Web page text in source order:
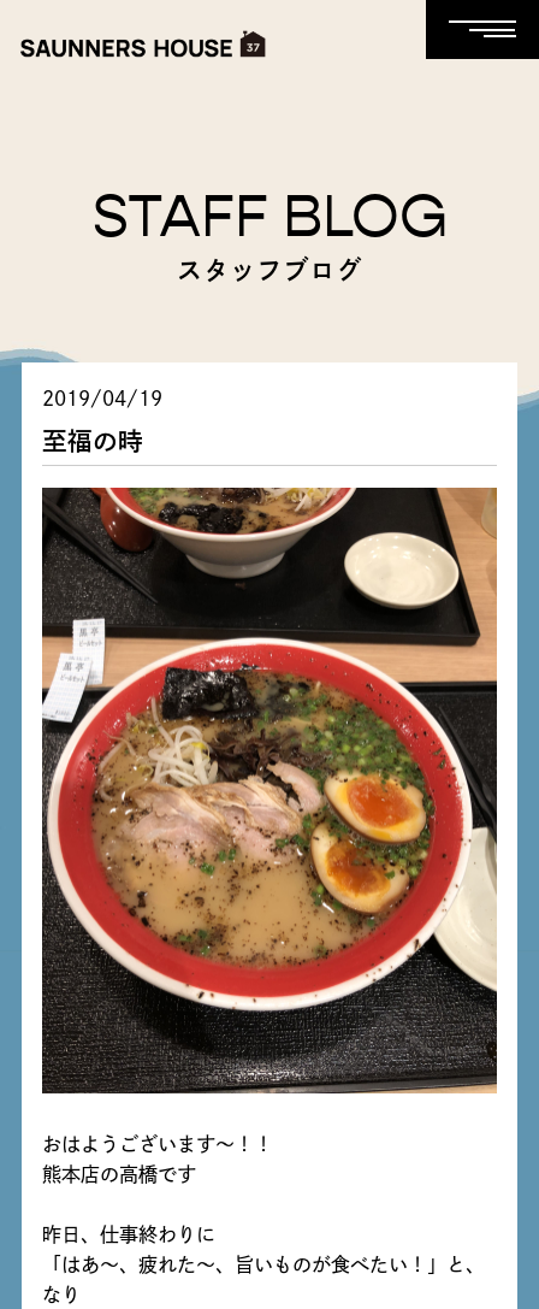
STAFF BLOG
スタッフブログ
2019/04/19
至福の時
おはようございます～！！
熊本店の高橋です
昨日、仕事終わりに
「はあ～、疲れた～、旨いものが食べたい！」と、
なり